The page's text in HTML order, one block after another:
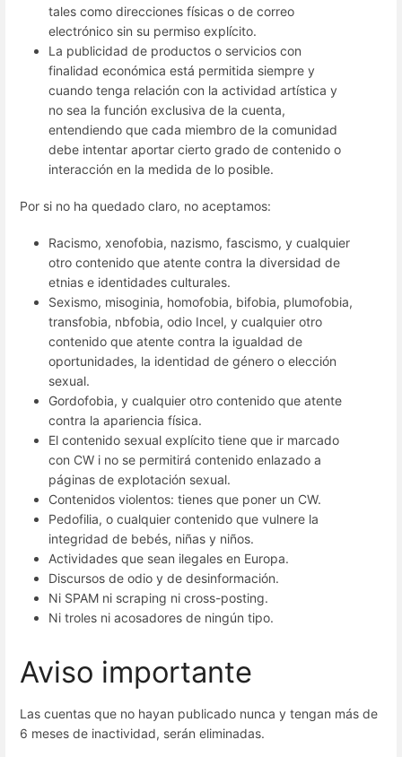
tales como direcciones físicas o de correo
electrónico sin su permiso explícito.
La publicidad de productos o servicios con
finalidad económica está permitida siempre y
cuando tenga relación con la actividad artística y
no sea la función exclusiva de la cuenta,
entendiendo que cada miembro de la comunidad
debe intentar aportar cierto grado de contenido o
interacción en la medida de lo posible.
Por si no ha quedado claro, no aceptamos:
Racismo, xenofobia, nazismo, fascismo, y cualquier
otro contenido que atente contra la diversidad de
etnias e identidades culturales.
Sexismo, misoginia, homofobia, bifobia, plumofobia,
transfobia, nbfobia, odio Incel, y cualquier otro
contenido que atente contra la igualdad de
oportunidades, la identidad de género o elección
sexual.
Gordofobia, y cualquier otro contenido que atente
contra la apariencia física.
El contenido sexual explícito tiene que ir marcado
con CW i no se permitirá contenido enlazado a
páginas de explotación sexual.
Contenidos violentos: tienes que poner un CW.
Pedofilia, o cualquier contenido que vulnere la
integridad de bebés, niñas y niños.
Actividades que sean ilegales en Europa.
Discursos de odio y de desinformación.
Ni SPAM ni scraping ni cross-posting.
Ni troles ni acosadores de ningún tipo.
Aviso importante
Las cuentas que no hayan publicado nunca y tengan más de
6 meses de inactividad, serán eliminadas.